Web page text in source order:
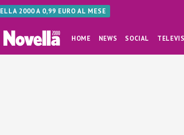
2000 A 0,99 EURO AL MESE
HOME NEWS SOCIAL